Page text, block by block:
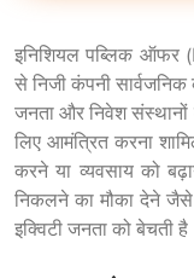
इनिशियल पब्लिक ऑफर
से निजी कंपनी सार्वजनिक
जनता और निवेश
लिए आमंत्रित करना
करने या व्यवसाय को
निकलने का मौका देने जैसे
इक्विटी जनता को बेचती